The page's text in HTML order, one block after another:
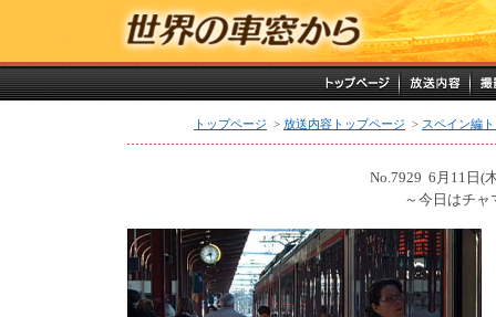
トップページ > 放送内容トップページ > スペイン編
No.7929 6月11日(
～今日はチ